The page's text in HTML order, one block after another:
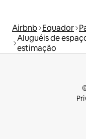
Airbnb Equador
Aluguéis de
estimação